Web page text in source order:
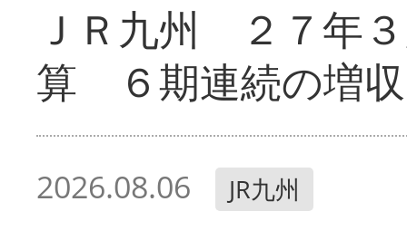
ＪＲ九州 ２７年
算 ６期連続の増収
2026.08.06 JR九州